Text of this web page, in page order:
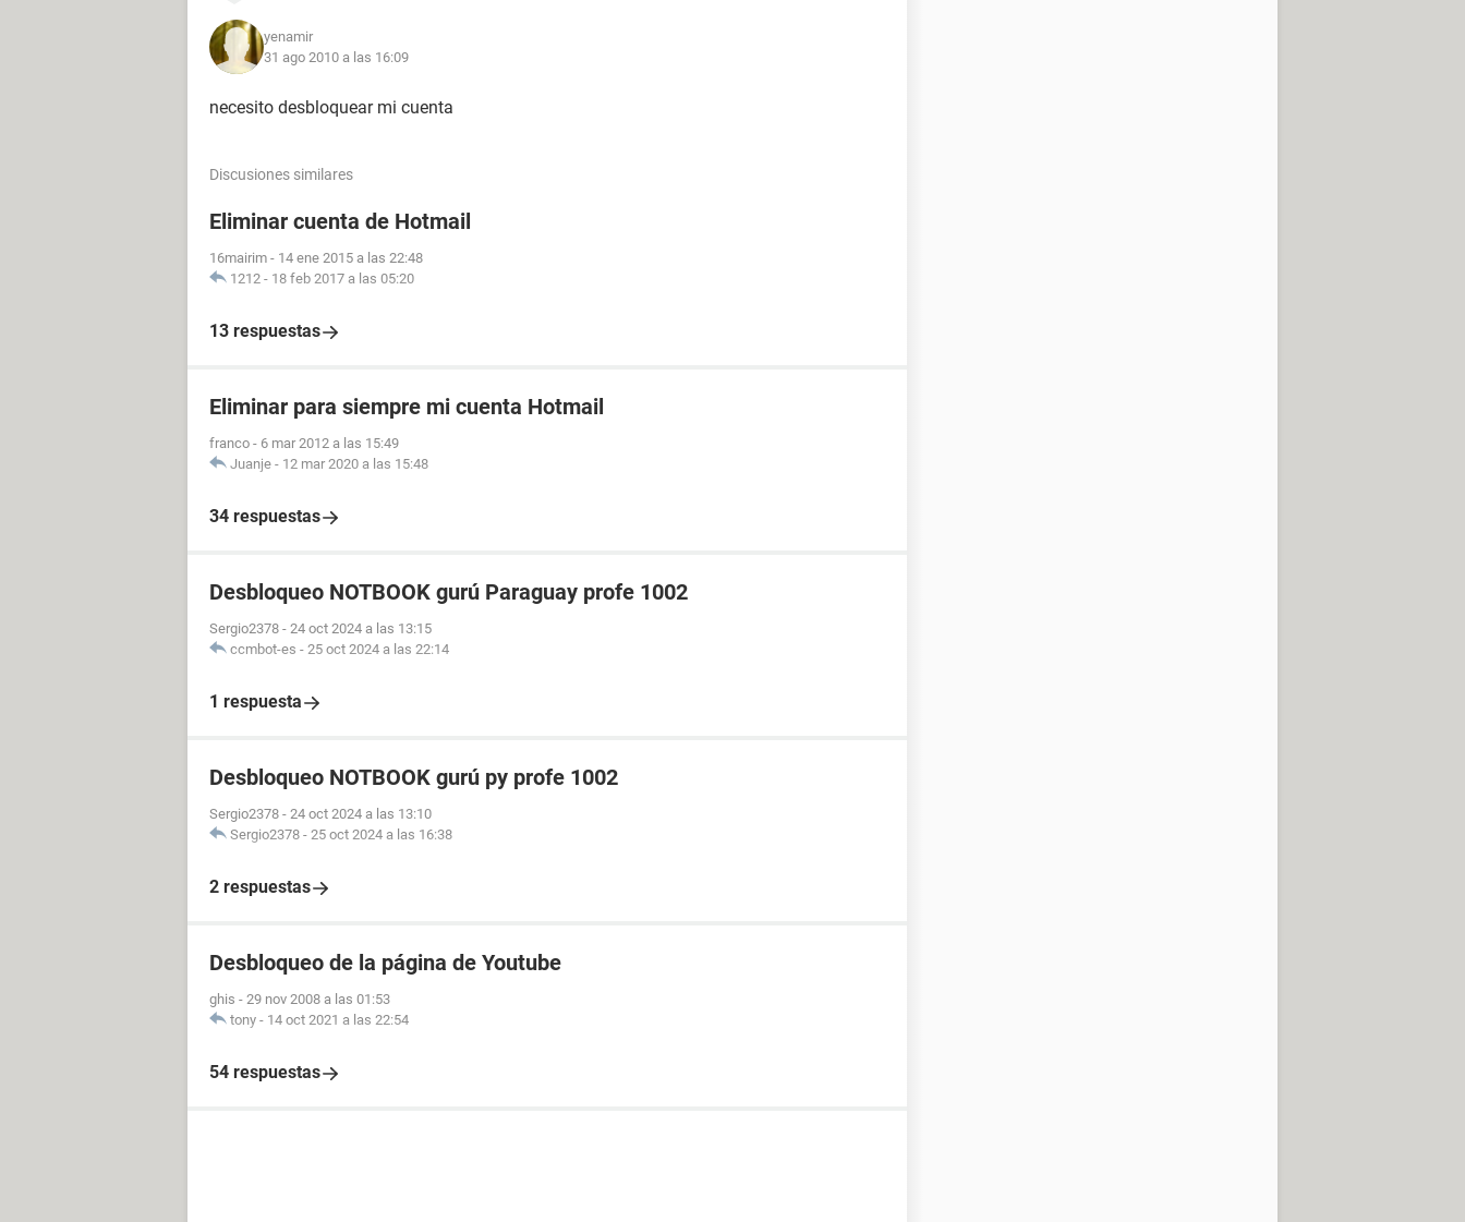
yenamir
31 ago 2010 a las 16:09
necesito desbloquear mi cuenta
Discusiones similares
Eliminar cuenta de Hotmail
16mairim - 14 ene 2015 a las 22:48
1212 - 18 feb 2017 a las 05:20
13 respuestas
Eliminar para siempre mi cuenta Hotmail
franco - 6 mar 2012 a las 15:49
Juanje - 12 mar 2020 a las 15:48
34 respuestas
Desbloqueo NOTBOOK gurú Paraguay profe 1002
Sergio2378 - 24 oct 2024 a las 13:15
ccmbot-es - 25 oct 2024 a las 22:14
1 respuesta
Desbloqueo NOTBOOK gurú py profe 1002
Sergio2378 - 24 oct 2024 a las 13:10
Sergio2378 - 25 oct 2024 a las 16:38
2 respuestas
Desbloqueo de la página de Youtube
ghis - 29 nov 2008 a las 01:53
tony - 14 oct 2021 a las 22:54
54 respuestas